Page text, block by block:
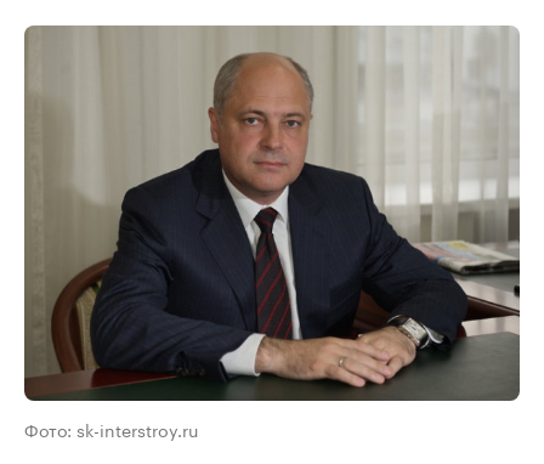
Фото: sk-interstroy.ru